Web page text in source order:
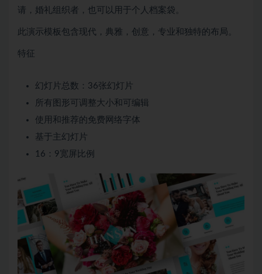
请，婚礼组织者，也可以用于个人档案袋。
此演示模板包含现代，典雅，创意，专业和独特的布局。
特征
幻灯片总数：36张幻灯片
所有图形可调整大小和可编辑
使用和推荐的免费网络字体
基于主幻灯片
16：9宽屏比例